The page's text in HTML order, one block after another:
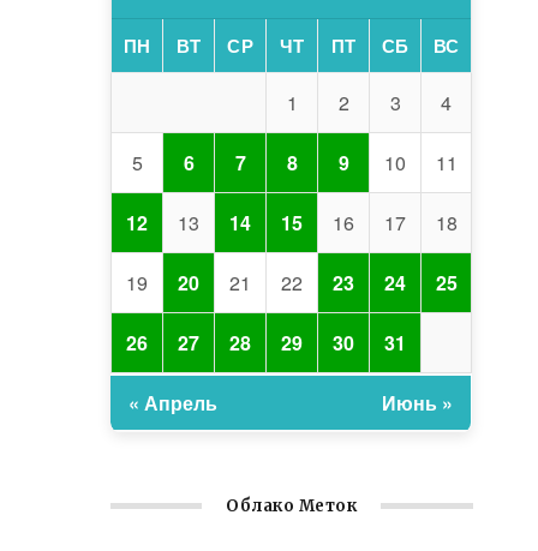
ПН ВТ СР ЧТ ПТ СБ ВС
1 2 3 4
5 6 7 8 9 10 11
12 13 14 15 16 17 18
19 20 21 22 23 24 25
26 27 28 29 30 31
« Апрель Июнь »
Облако Меток